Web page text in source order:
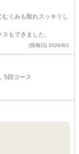
くみも取れスッキリし
もできました。
[投稿日] 2026/8/1
5回コース